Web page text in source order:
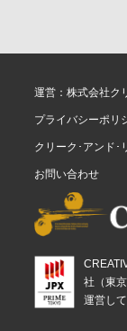
運営：株式会社ク
プライバシーポリ
クリーク･アンド･
お問い合わせ
社（東
運営して